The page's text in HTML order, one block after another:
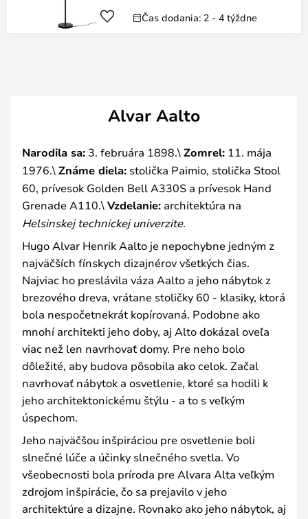
Čas dodania: 2 - 4 týždne
Alvar Aalto
Narodila sa: 3. februára 1898.\Zomrel: 11. mája
1976.\Známe diela: stolička Paimio, stolička Stool
60, prívesok Golden Bell A330S a prívesok Hand
Grenade A110.\Vzdelanie: architektúra na
Helsinskej technickej univerzite.
Hugo Alvar Henrik Aalto je nepochybne jedným z
najväčších fínskych dizajnérov všetkých čias.
Najviac ho preslávila váza Aalto a jeho nábytok z
brezového dreva, vrátane stoličky 60 - klasiky, ktorá
bola nespočetnekrát kopírovaná. Podobne ako
mnohí architekti jeho doby, aj Alto dokázal oveľa
viac než len navrhovať domy. Pre neho bolo
dôležité, aby budova pôsobila ako celok. Začal
navrhovať nábytok a osvetlenie, ktoré sa hodili k
jeho architektonickému štýlu - a to s veľkým
úspechom.
Jeho najväčšou inšpiráciou pre osvetlenie boli
slnečné lúče a účinky slnečného svetla. Vo
všeobecnosti bola príroda pre Alvara Alta veľkým
zdrojom inšpirácie, čo sa prejavilo v jeho
architektúre a dizajne. Rovnako ako jeho nábytok, aj